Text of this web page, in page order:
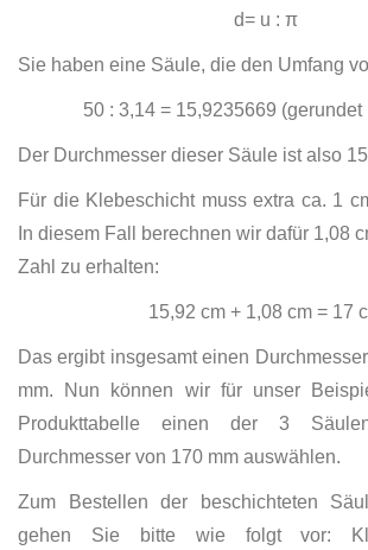
d= u : π
Sie haben eine Säule, die den Umfang
50 : 3,14 = 15,9235669 (gerundet
Der Durchmesser dieser Säule ist also
Für die Klebeschicht muss extra ca. 1
In diesem Fall berechnen wir dafür 1,08
Zahl zu erhalten:
15,92 cm + 1,08 cm = 17
Das ergibt insgesamt einen
mm. Nun können wir für unser
Produkttabelle einen der 3
Durchmesser von 170 mm auswählen.
Zum Bestellen der beschichteten
gehen Sie bitte wie folgt vor: